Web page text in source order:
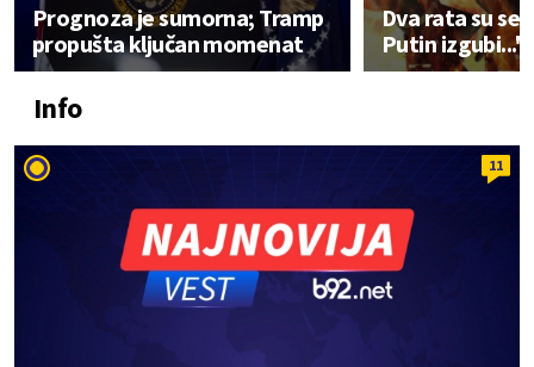
Prognoza je sumorna; Tramp
propušta ključan momenat
Dva rata su se
Putin izgubi..."
Info
11